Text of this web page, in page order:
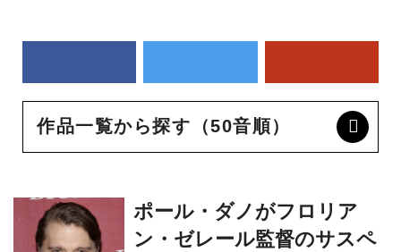
作品一覧から探す（50音順）
ンス映画に主演